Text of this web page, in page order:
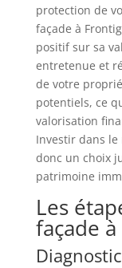
protection de
façade à
positif sur sa
entretenue et
de votre
potentiels, ce
valorisation
Investir dans
donc un choix
patrimoine
Les
façade